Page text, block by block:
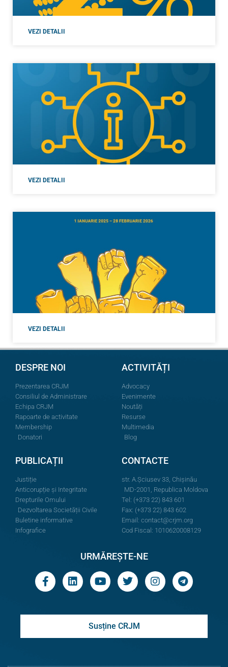
VEZI DETALII
VEZI DETALII
VEZI DETALII
DESPRE NOI
Prezentarea CRJM
Consiliul de Administrare
Echipa CRJM
Rapoarte de activitate
Membership
Donatori
ACTIVITĂȚI
Advocacy
Evenimente
Noutăți
Resurse
Multimedia
Blog
PUBLICAȚII
Justiție
Anticorupție și Integritate
Drepturile Omului
Dezvoltarea Societății Civile
Buletine informative
Infografice
CONTACTE
str. A.Şciusev 33, Chișinău
MD-2001, Republica Moldova
Tel: (+373 22) 843 601
Fax: (+373 22) 843 602
Email: contact@crjm.org
Cod Fiscal: 1010620008129
URMĂREȘTE-NE
Susține CRJM